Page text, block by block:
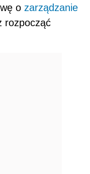
o zarządzanie
rozpocząć